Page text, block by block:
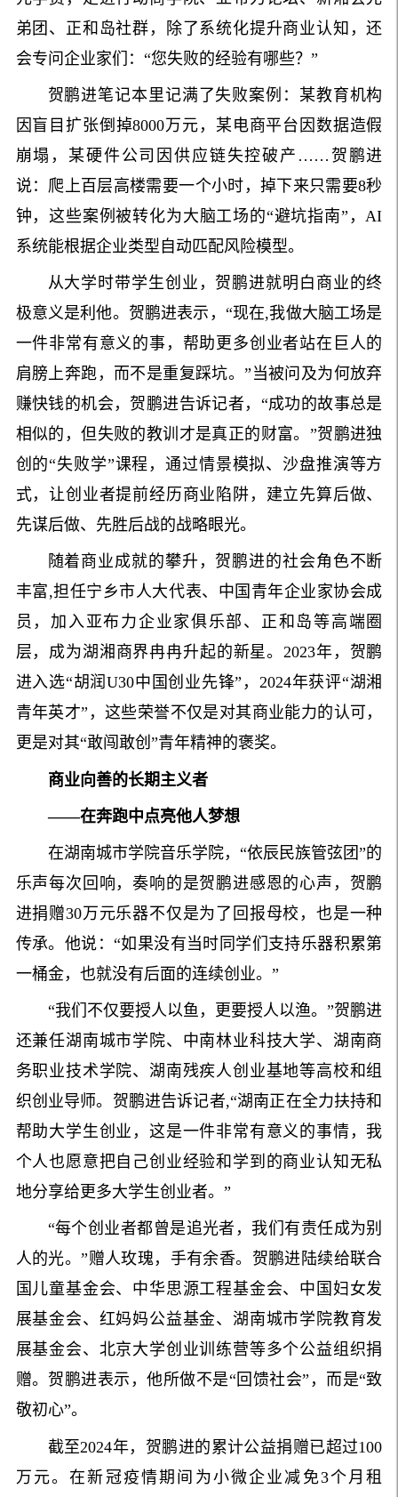
弟团、正和岛社群，除了系统化提升商业认知，还
会专问企业家们：“您失败的经验有哪些？”
贺鹏进笔记本里记满了失败案例：某教育机构
因盲目扩张倒掉8000万元，某电商平台因数据造假
崩塌，某硬件公司因供应链失控破产……贺鹏进
说：爬上百层高楼需要一个小时，掉下来只需要8秒
钟，这些案例被转化为大脑工场的“避坑指南”，AI
系统能根据企业类型自动匹配风险模型。
从大学时带学生创业，贺鹏进就明白商业的终
极意义是利他。贺鹏进表示，“现在,我做大脑工场是
一件非常有意义的事，帮助更多创业者站在巨人的
肩膀上奔跑，而不是重复踩坑。”当被问及为何放弃
赚快钱的机会，贺鹏进告诉记者，“成功的故事总是
相似的，但失败的教训才是真正的财富。”贺鹏进独
创的“失败学”课程，通过情景模拟、沙盘推演等方
式，让创业者提前经历商业陷阱，建立先算后做、
先谋后做、先胜后战的战略眼光。
随着商业成就的攀升，贺鹏进的社会角色不断
丰富,担任宁乡市人大代表、中国青年企业家协会成
员，加入亚布力企业家俱乐部、正和岛等高端圈
层，成为湖湘商界冉冉升起的新星。2023年，贺鹏
进入选“胡润U30中国创业先锋”，2024年获评“湖湘
青年英才”，这些荣誉不仅是对其商业能力的认可，
更是对其“敢闯敢创”青年精神的褒奖。
商业向善的长期主义者
——在奔跑中点亮他人梦想
在湖南城市学院音乐学院，“依辰民族管弦团”的
乐声每次回响，奏响的是贺鹏进感恩的心声，贺鹏
进捐赠30万元乐器不仅是为了回报母校，也是一种
传承。他说：“如果没有当时同学们支持乐器积累第
一桶金，也就没有后面的连续创业。”
“我们不仅要授人以鱼，更要授人以渔。”贺鹏进
还兼任湖南城市学院、中南林业科技大学、湖南商
务职业技术学院、湖南残疾人创业基地等高校和组
织创业导师。贺鹏进告诉记者,“湖南正在全力扶持和
帮助大学生创业，这是一件非常有意义的事情，我
个人也愿意把自己创业经验和学到的商业认知无私
地分享给更多大学生创业者。”
“每个创业者都曾是追光者，我们有责任成为别
人的光。”赠人玫瑰，手有余香。贺鹏进陆续给联合
国儿童基金会、中华思源工程基金会、中国妇女发
展基金会、红妈妈公益基金、湖南城市学院教育发
展基金会、北京大学创业训练营等多个公益组织捐
赠。贺鹏进表示，他所做不是“回馈社会”，而是“致
敬初心”。
截至2024年，贺鹏进的累计公益捐赠已超过100
万元。在新冠疫情期间为小微企业减免3个月租